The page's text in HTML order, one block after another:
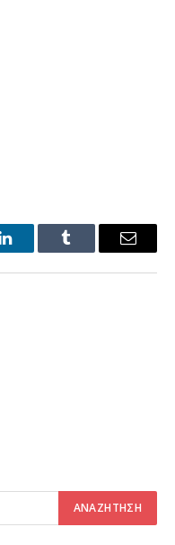
LinkedInTumblr Email